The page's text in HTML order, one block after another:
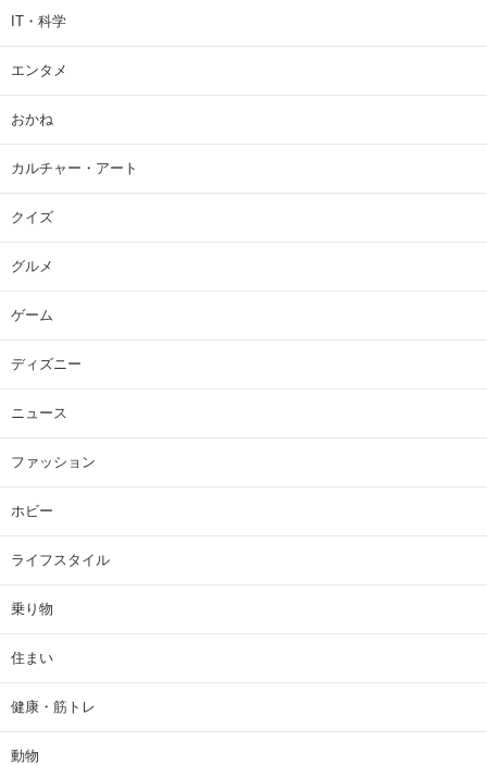
IT・科学
エンタメ
おかね
カルチャー・アート
クイズ
グルメ
ゲーム
ディズニー
ニュース
ファッション
ホビー
ライフスタイル
乗り物
住まい
健康・筋トレ
動物